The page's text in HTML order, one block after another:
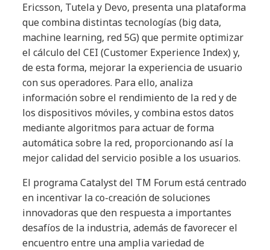
Ericsson, Tutela y Devo, presenta una plataforma
que combina distintas tecnologías (big data,
machine learning, red 5G) que permite optimizar
el cálculo del CEI (Customer Experience Index) y,
de esta forma, mejorar la experiencia de usuario
con sus operadores. Para ello, analiza
información sobre el rendimiento de la red y de
los dispositivos móviles, y combina estos datos
mediante algoritmos para actuar de forma
automática sobre la red, proporcionando así la
mejor calidad del servicio posible a los usuarios.
El programa Catalyst del TM Forum está centrado
en incentivar la co-creación de soluciones
innovadoras que den respuesta a importantes
desafíos de la industria, además de favorecer el
encuentro entre una amplia variedad de